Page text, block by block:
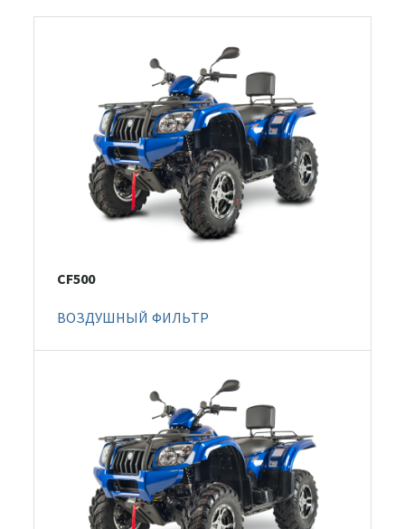
CF500
ВОЗДУШНЫЙ ФИЛЬТР